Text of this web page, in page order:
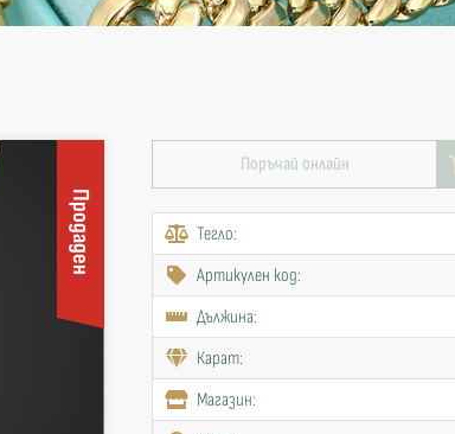
Продаден
Поръчай онлайн
Тегло:
Артикулен код:
Дължина:
Карат:
Mагазин: